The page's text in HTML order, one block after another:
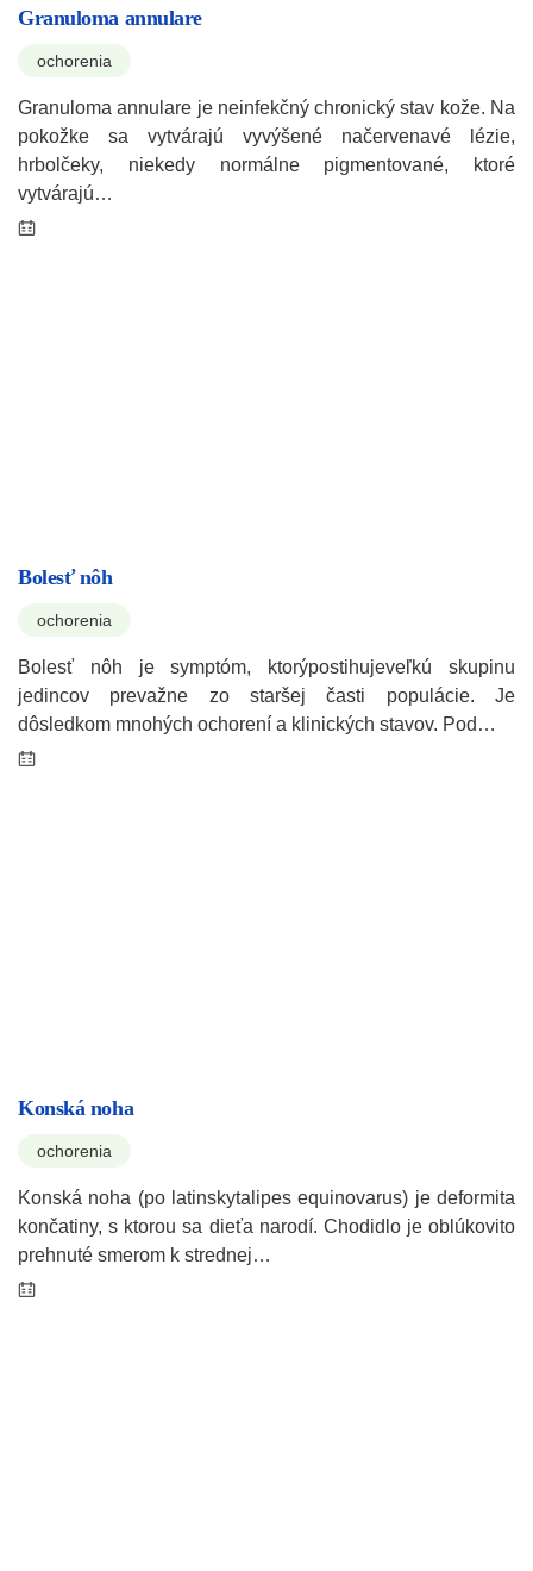
Granuloma annulare
ochorenia
Granuloma annulare je neinfekčný chronický stav kože. Na
pokožke sa vytvárajú vyvýšené načervenavé lézie,
hrbolčeky, niekedy normálne pigmentované, ktoré
vytvárajú…
Bolesť nôh
ochorenia
Bolesť nôh je symptóm, ktorýpostihujeveľkú skupinu
jedincov prevažne zo staršej časti populácie. Je
dôsledkom mnohých ochorení a klinických stavov. Pod…
Konská noha
ochorenia
Konská noha (po latinskytalipes equinovarus) je deformita
končatiny, s ktorou sa dieťa narodí. Chodidlo je oblúkovito
prehnuté smerom k strednej…